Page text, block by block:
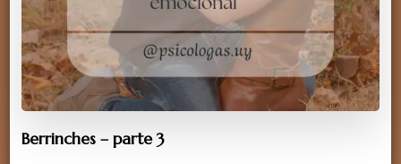
Berrinches – parte 3